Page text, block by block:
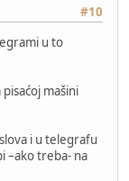
#10
u to
mašini
i u telegrafu
–ako treba- na